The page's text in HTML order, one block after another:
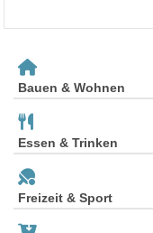
Bauen & Wohnen
Essen & Trinken
Freizeit & Sport